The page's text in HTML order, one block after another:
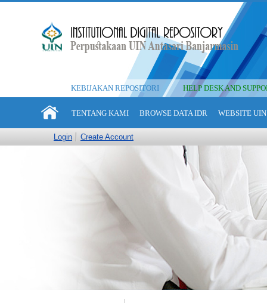
KEBIJAKAN REPOSITORI HELP DESK AND
TENTANG KAMI BROWSE DATA IDR WEBSITE
Login Create Account